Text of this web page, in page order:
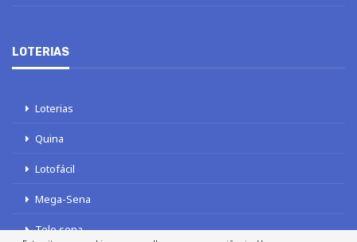
LOTERIAS
Loterias
Quina
Lotofácil
Mega-Sena
Tele sena